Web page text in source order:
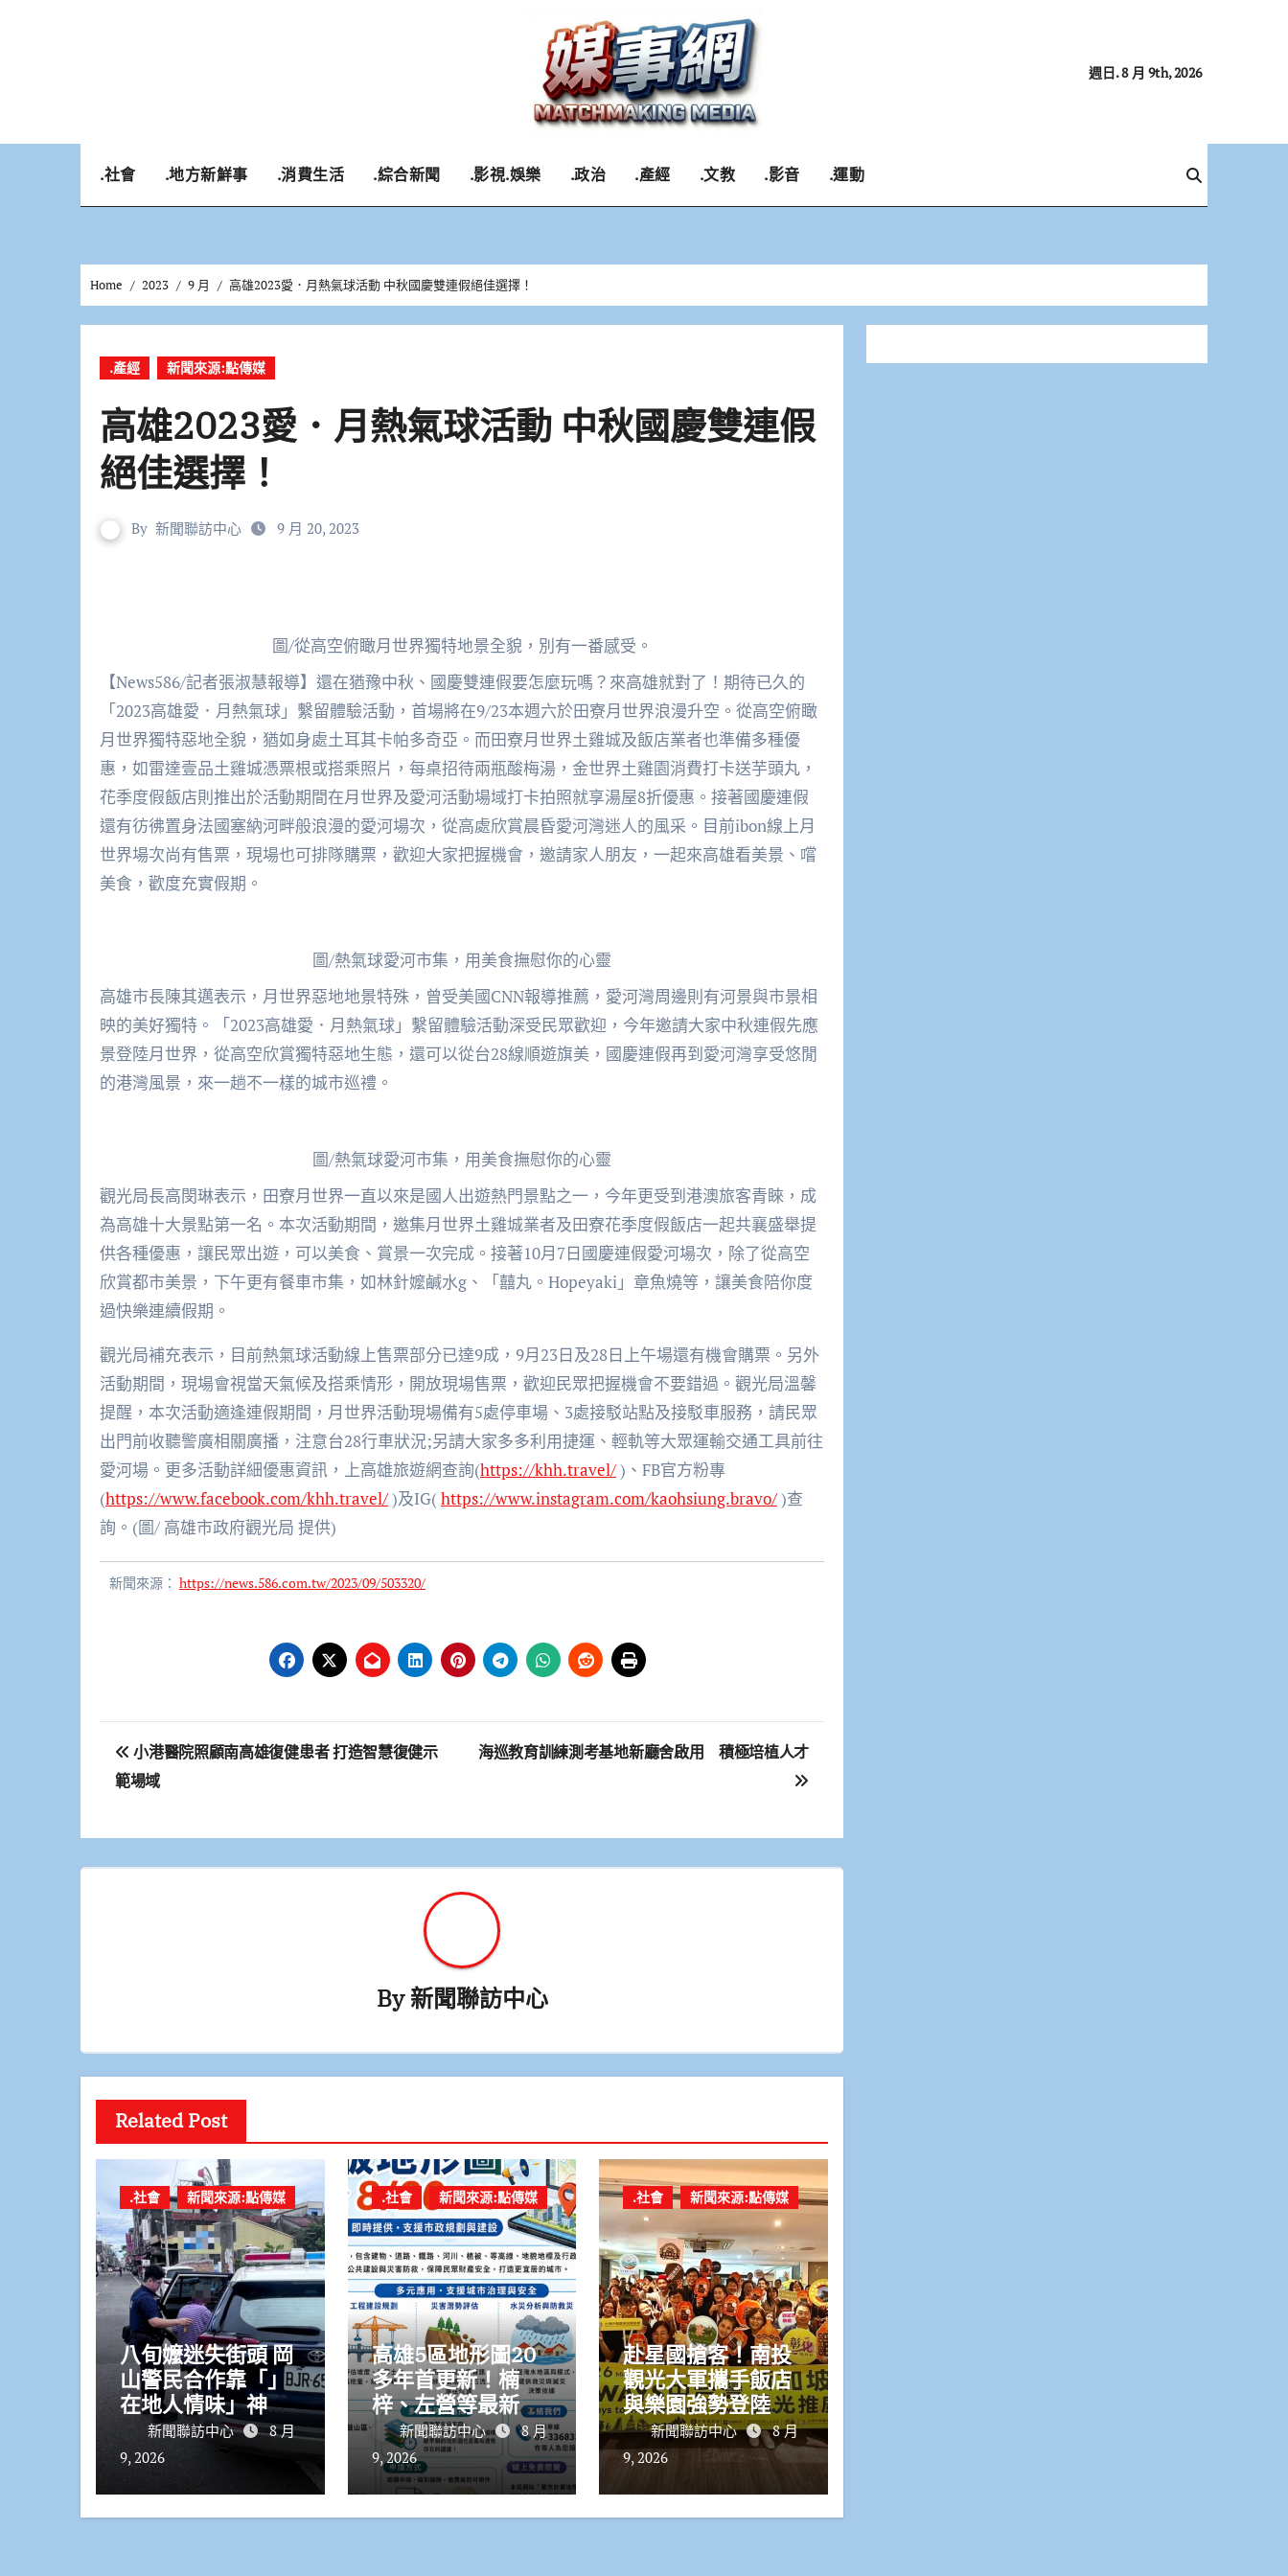
週日. 8 月 9th, 2026
.社會 .地方新鮮事 .消費生活 .綜合新聞 .影視.娛樂 .政治 .產經 .文教 .影音 .運動
Home 2023 9 月 高雄2023愛．月熱氣球活動 中秋國慶雙連假絕佳選擇！
.產經 新聞來源:點傳媒
高雄2023愛．月熱氣球活動 中秋國慶雙連假
絕佳選擇！
By 新聞聯訪中心 9 月 20, 2023
圖/從高空俯瞰月世界獨特地景全貌，別有一番感受。
【News586/記者張淑慧報導】還在猶豫中秋、國慶雙連假要怎麼玩嗎？來高雄就對了！期待已久的
「2023高雄愛．月熱氣球」繫留體驗活動，首場將在9/23本週六於田寮月世界浪漫升空。從高空俯瞰
月世界獨特惡地全貌，猶如身處土耳其卡帕多奇亞。而田寮月世界土雞城及飯店業者也準備多種優
惠，如雷達壹品土雞城憑票根或搭乘照片，每桌招待兩瓶酸梅湯，金世界土雞園消費打卡送芋頭丸，
花季度假飯店則推出於活動期間在月世界及愛河活動場域打卡拍照就享湯屋8折優惠。接著國慶連假
還有彷彿置身法國塞納河畔般浪漫的愛河場次，從高處欣賞晨昏愛河灣迷人的風采。目前ibon線上月
世界場次尚有售票，現場也可排隊購票，歡迎大家把握機會，邀請家人朋友，一起來高雄看美景、嚐
美食，歡度充實假期。
圖/熱氣球愛河市集，用美食撫慰你的心靈
高雄市長陳其邁表示，月世界惡地地景特殊，曾受美國CNN報導推薦，愛河灣周邊則有河景與市景相
映的美好獨特。「2023高雄愛．月熱氣球」繫留體驗活動深受民眾歡迎，今年邀請大家中秋連假先應
景登陸月世界，從高空欣賞獨特惡地生態，還可以從台28線順遊旗美，國慶連假再到愛河灣享受悠閒
的港灣風景，來一趟不一樣的城市巡禮。
圖/熱氣球愛河市集，用美食撫慰你的心靈
觀光局長高閔琳表示，田寮月世界一直以來是國人出遊熱門景點之一，今年更受到港澳旅客青睞，成
為高雄十大景點第一名。本次活動期間，邀集月世界土雞城業者及田寮花季度假飯店一起共襄盛舉提
供各種優惠，讓民眾出遊，可以美食、賞景一次完成。接著10月7日國慶連假愛河場次，除了從高空
欣賞都市美景，下午更有餐車市集，如林針嬤鹹水g、「囍丸。Hopeyaki」章魚燒等，讓美食陪你度
過快樂連續假期。
觀光局補充表示，目前熱氣球活動線上售票部分已達9成，9月23日及28日上午場還有機會購票。另外
活動期間，現場會視當天氣候及搭乘情形，開放現場售票，歡迎民眾把握機會不要錯過。觀光局溫馨
提醒，本次活動適逢連假期間，月世界活動現場備有5處停車場、3處接駁站點及接駁車服務，請民眾
出門前收聽警廣相關廣播，注意台28行車狀況;另請大家多多利用捷運、輕軌等大眾運輸交通工具前往
愛河場。更多活動詳細優惠資訊，上高雄旅遊網查詢(https://khh.travel/)、FB官方粉專
(https://www.facebook.com/khh.travel/)及IG(https://www.instagram.com/kaohsiung.bravo/)查
詢。(圖/ 高雄市政府觀光局 提供)
新聞來源： https://news.586.com.tw/2023/09/503320/
文
章
覽
小港醫院照顧南高雄復健患者 打造智慧復健示
範場域
海巡教育訓練測考基地新廳舍啟用 積極培植人才
By新聞聯訪中心
Related Post
.社會 新聞來源:點傳媒
八旬嬤迷失街頭 岡
山警民合作靠「」
在地人情味」神速
助長者平安返家
新聞聯訪中心
8 月
9, 2026
.社會 新聞來源:點傳媒
高雄5區地形圖20
多年首更新！楠
梓、左營等最新圖
資8月20日上線
新聞聯訪中心
8 月
9, 2026
.社會 新聞來源:點傳媒
赴星國搶客！南投
觀光大軍攜手飯店
與樂園強勢登陸新
加坡新聞聯訪中心
8 月
9, 2026